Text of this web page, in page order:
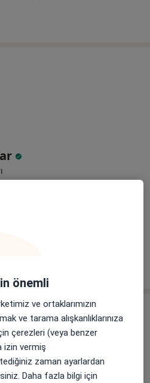
önemli
ve ortaklarımızın
ve tarama alışkanlıklarınıza
çerezleri (veya benzer
izin vermiş
zaman ayarlardan
Daha fazla bilgi için